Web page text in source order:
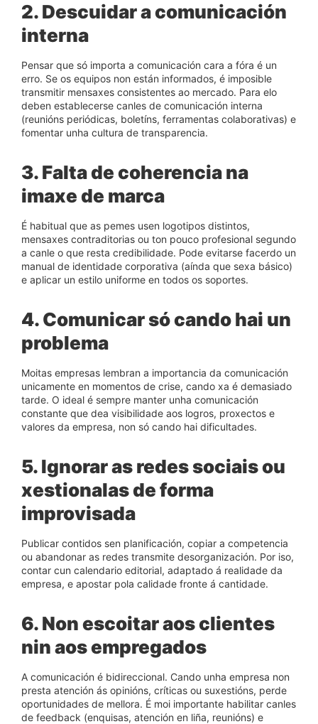
2. Descuidar a comunicación
interna
Pensar que só importa a comunicación cara a fóra é un
erro. Se os equipos non están informados, é imposible
transmitir mensaxes consistentes ao mercado. Para elo
deben establecerse canles de comunicación interna
(reunións periódicas, boletíns, ferramentas colaborativas) e
fomentar unha cultura de transparencia.
3. Falta de coherencia na
imaxe de marca
É habitual que as pemes usen logotipos distintos,
mensaxes contraditorias ou ton pouco profesional segundo
a canle o que resta credibilidade. Pode evitarse facerdo un
manual de identidade corporativa (aínda que sexa básico)
e aplicar un estilo uniforme en todos os soportes.
4. Comunicar só cando hai un
problema
Moitas empresas lembran a importancia da comunicación
unicamente en momentos de crise, cando xa é demasiado
tarde. O ideal é sempre manter unha comunicación
constante que dea visibilidade aos logros, proxectos e
valores da empresa, non só cando hai dificultades.
5. Ignorar as redes sociais ou
xestionalas de forma
improvisada
Publicar contidos sen planificación, copiar a competencia
ou abandonar as redes transmite desorganización. Por iso,
contar cun calendario editorial, adaptado á realidade da
empresa, e apostar pola calidade fronte á cantidade.
6. Non escoitar aos clientes
nin aos empregados
A comunicación é bidireccional. Cando unha empresa non
presta atención ás opinións, críticas ou suxestións, perde
oportunidades de mellora. É moi importante habilitar canles
de feedback (enquisas, atención en liña, reunións) e